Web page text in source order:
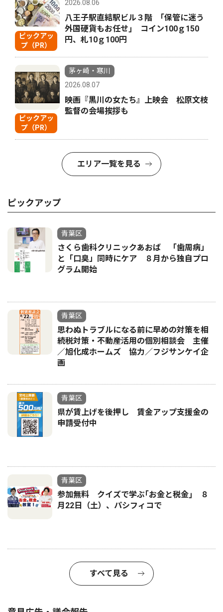
ピックアッ
プ（PR）
2026.08.06
八王子駅直結駅ビル３階 ｢保管に迷う
外国硬貨もお任せ｣ コイン100ｇ150
円、札10ｇ100円
ピックアッ
プ（PR）
茅ヶ崎・寒川
2026.08.07
映画『黒川の女たち』上映会 松原文枝
監督の会場挨拶も
エリア一覧を見る
ピックアップ
青葉区
さくら歯科クリニックあおば 「歯周病」
と「口臭」同時にケア ８月から独自プロ
グラム開始
青葉区
思わぬトラブルになる前に早めの対策を相
続税対策・不動産活用の個別相談会 主催
／旭化成ホームズ 協力／フジサンケイ企
画
青葉区
県が賃上げを後押し 賃金アップ支援金の
申請受付中
青葉区
参加無料 クイズで学ぶ｢お金と税金｣ ８
月22日（土）、パシフィコで
すべて見る